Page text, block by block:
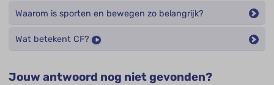
Waarom is sporten en bewegen zo belangrijk?
Wat betekent CF?
Jouw antwoord nog niet gevonden?